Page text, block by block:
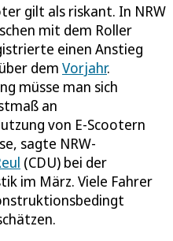
gilt als riskant. In NRW
mit dem Roller
einen Anstieg
dem Vorjahr.
müsse man sich
an
von E-Scootern
sagte NRW-
(CDU) bei der
im März. Viele Fahrer